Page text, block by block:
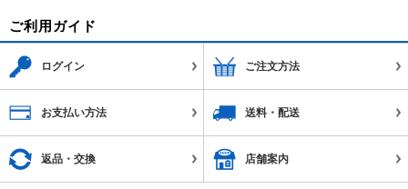
ご利用ガイド
ログイン ご注文方法
お支払い方法 送料・配送
返品・交換 店舗案内